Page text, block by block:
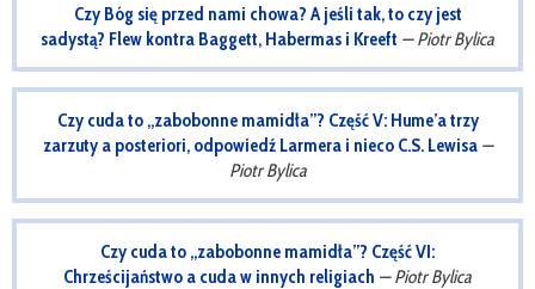
Czy Bóg się przed nami chowa? A jeśli tak, to czy jest
sadystą? Flew kontra Baggett, Habermas i Kreeft — Piotr Bylica
Czy cuda to „zabobonne mamidła”? Część V: Hume’a trzy
zarzuty a posteriori, odpowiedź Larmera i nieco C.S. Lewisa —
Piotr Bylica
Czy cuda to „zabobonne mamidła”? Część VI:
Chrześcijaństwo a cuda w innych religiach — Piotr Bylica